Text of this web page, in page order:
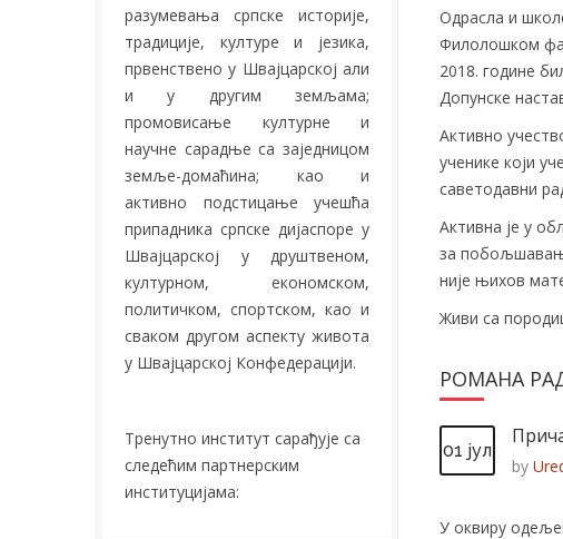
Одрасла и
Филолошком
2018. године
Допунске
Активно
ученике који
саветодавни
Активна је у
за
није њихов
Живи са
РОМАНА
01 јул
by
У оквиру
разумевања српске историје,
традиције, културе и језика,
првенствено у Швајцарској али
и у другим земљама;
промовисање културне и
научне сарадње са заједницом
земље-домаћина; као и
активно подстицање учешћа
припадника српске дијаспоре у
Швајцарској у друштвеном,
културном, економском,
политичком, спортском, као и
сваком другом аспекту живота
у Швајцарској Конфедерацији.
Тренутно институт сарађује са
следећим партнерским
институцијама: